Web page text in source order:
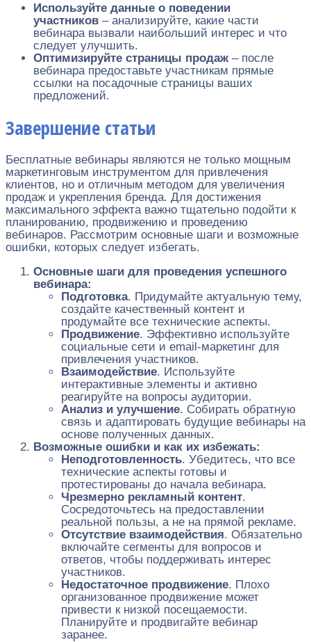
Используйте данные о поведении
участников – анализируйте, какие части
вебинара вызвали наибольший интерес и что
следует улучшить.
Оптимизируйте страницы продаж – после
вебинара предоставьте участникам прямые
ссылки на посадочные страницы ваших
предложений.
Завершение статьи
Бесплатные вебинары являются не только мощным
маркетинговым инструментом для привлечения
клиентов, но и отличным методом для увеличения
продаж и укрепления бренда. Для достижения
максимального эффекта важно тщательно подойти к
планированию, продвижению и проведению
вебинаров. Рассмотрим основные шаги и возможные
ошибки, которых следует избегать.
Основные шаги для проведения успешного
вебинара:
Подготовка. Придумайте актуальную тему,
создайте качественный контент и
продумайте все технические аспекты.
Продвижение. Эффективно используйте
социальные сети и email-маркетинг для
привлечения участников.
Взаимодействие. Используйте
интерактивные элементы и активно
реагируйте на вопросы аудитории.
Анализ и улучшение. Собирать обратную
связь и адаптировать будущие вебинары на
основе полученных данных.
Возможные ошибки и как их избежать:
Неподготовленность. Убедитесь, что все
технические аспекты готовы и
протестированы до начала вебинара.
Чрезмерно рекламный контент.
Сосредоточьтесь на предоставлении
реальной пользы, а не на прямой рекламе.
Отсутствие взаимодействия. Обязательно
включайте сегменты для вопросов и
ответов, чтобы поддерживать интерес
участников.
Недостаточное продвижение. Плохо
организованное продвижение может
привести к низкой посещаемости.
Планируйте и продвигайте вебинар
заранее.